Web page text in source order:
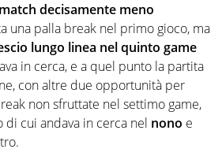
match decisamente meno
una palla break nel primo gioco, ma
lungo linea nel quinto game
in cerca, e a quel punto la partita
con altre due opportunità per
non sfruttate nel settimo game,
cui andava in cerca nel nono e